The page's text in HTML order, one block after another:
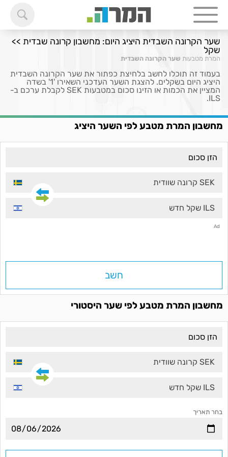
שער הקרונה השבדית היציג היום: מחשבון קרונה שבדית >>
שקל
המרת מטבעות שער הקרונה השבדית
בעמוד זה תוכלו לחשב בלחיצת כפתור את שער הקרונה השבדית
היציג היום בשקלים. להצגת השער העדכני השאירו '1' בשדה
המציין את הכמות או הזינו סכום במטבעות SEK לקבלת ערכם ב-
ILS.
מחשבון המרת מטבע לפי השער היציג
SEK קרונה שוודית
ILS שקל חדש
Ad
חשב
מחשבון המרת מטבע לפי שער היסטורי
SEK קרונה שוודית
ILS שקל חדש
בחר תאריך